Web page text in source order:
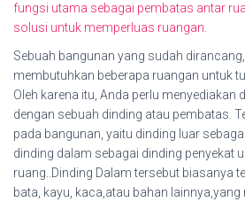
fungsi utama sebagai pembatas antar
solusi untuk memperluas ruangan
Sebuah bangunan yang sudah
membutuhkan beberapa ruangan untuk
Oleh karena itu, Anda perlu menyediakan
dengan sebuah dinding atau pembatas.
pada bangunan, yaitu dinding luar
dinding dalam sebagai dinding penyekat
ruang..Dinding Dalam tersebut biasanya
bata, kayu, kaca,atau bahan